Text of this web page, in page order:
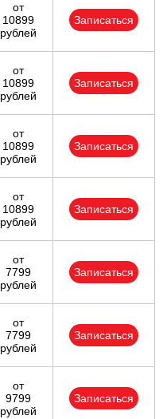
от
10899
рублей
Записаться
от
10899
рублей
Записаться
от
10899
рублей
Записаться
от
10899
рублей
Записаться
от
7799
рублей
Записаться
от
7799
рублей
Записаться
от
9799
рублей
Записаться